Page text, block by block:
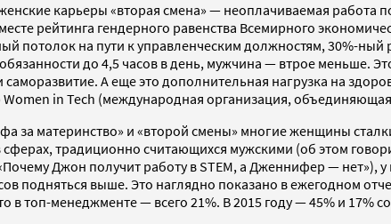
карьеры «вторая смена» — неоплачиваемая
рейтинга гендерного равенства Всемирного
потолок на пути к управленческим должностям, 30%-
до 4,5 часов в день, мужчина — втрое меньше.
А еще это дополнительная нагрузка на
in Tech (международная организация,
за материнство» и «второй смены» многие женщины
традиционно считающихся мужскими (об этом
Джон получит работу в STEM, а Дженнифер — нет»), у
подняться выше. Это наглядно показано в ежегодном
в топ-менеджменте — всего 21%. В 2015 году — 45% и 17%